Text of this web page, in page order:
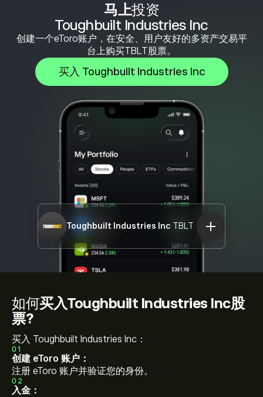
马上投资
Toughbuilt Industries Inc
创建一个eToro账户，在安全、用户友好的多资产交易平
台上购买TBLT股票。
买入 Toughbuilt Industries Inc
Toughbuilt Industries Inc TBLT
如何买入Toughbuilt Industries Inc股
票?
买入 Toughbuilt Industries Inc：
01
创建 eToro 账户：
注册 eToro 账户并验证您的身份。
02
入金：